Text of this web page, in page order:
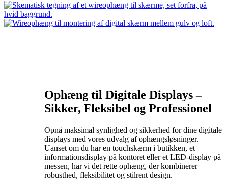
Ophæng til Digitale Displays –
Sikker, Fleksibel og Professionel
Opnå maksimal synlighed og sikkerhed for dine digitale
displays med vores udvalg af ophængsløsninger.
Uanset om du har en touchskærm i butikken, et
informationsdisplay på kontoret eller et LED-display på
messen, har vi det rette ophæng, der kombinerer
robusthed, fleksibilitet og stilrent design.